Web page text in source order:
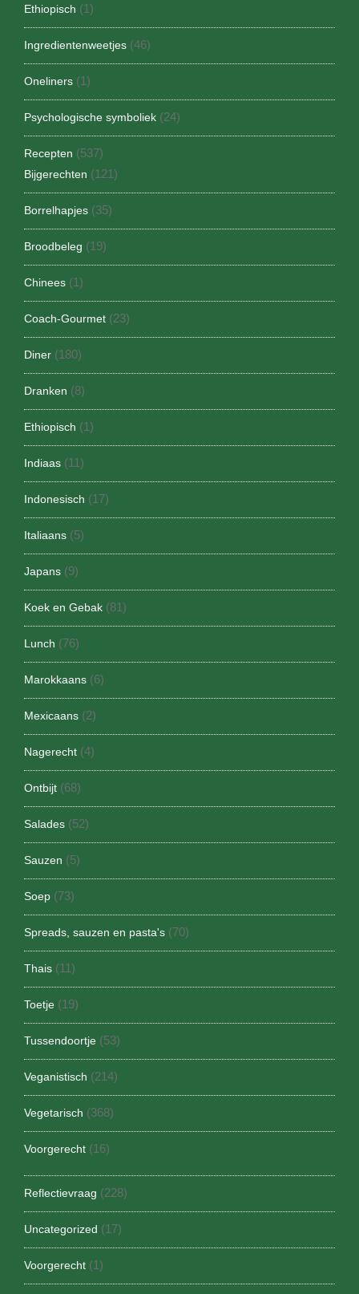
Ethiopisch (1)
Ingredientenweetjes (46)
Oneliners (1)
Psychologische symboliek (24)
Recepten (537)
Bijgerechten (121)
Borrelhapjes (35)
Broodbeleg (19)
Chinees (1)
Coach-Gourmet (23)
Diner (180)
Dranken (8)
Ethiopisch (1)
Indiaas (11)
Indonesisch (17)
Italiaans (5)
Japans (9)
Koek en Gebak (81)
Lunch (76)
Marokkaans (6)
Mexicaans (2)
Nagerecht (4)
Ontbijt (68)
Salades (52)
Sauzen (5)
Soep (73)
Spreads, sauzen en pasta's (70)
Thais (11)
Toetje (19)
Tussendoortje (53)
Veganistisch (214)
Vegetarisch (368)
Voorgerecht (16)
Reflectievraag (228)
Uncategorized (17)
Voorgerecht (1)